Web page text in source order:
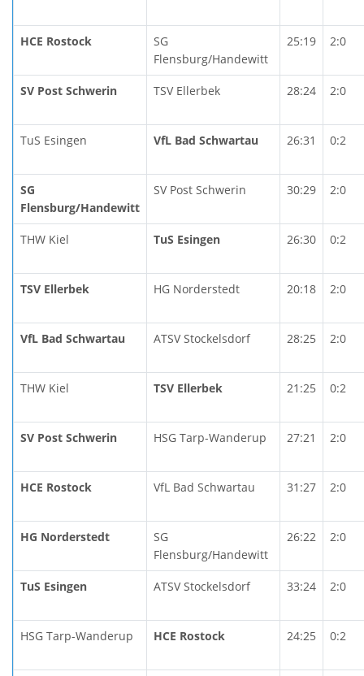
HCE Rostock
SG
Flensburg/Handewitt
25:19 2:0
SV Post Schwerin TSV Ellerbek 28:24 2:0
TuS Esingen VfL Bad Schwartau 26:31 0:2
SG
Flensburg/Handewitt
SV Post Schwerin 30:29 2:0
THW Kiel TuS Esingen 26:30 0:2
TSV Ellerbek HG Norderstedt 20:18 2:0
VfL Bad Schwartau ATSV Stockelsdorf 28:25 2:0
THW Kiel TSV Ellerbek 21:25 0:2
SV Post Schwerin HSG Tarp-Wanderup 27:21 2:0
HCE Rostock VfL Bad Schwartau 31:27 2:0
HG Norderstedt
SG
Flensburg/Handewitt
26:22 2:0
TuS Esingen ATSV Stockelsdorf 33:24 2:0
HSG Tarp-Wanderup HCE Rostock 24:25 0:2